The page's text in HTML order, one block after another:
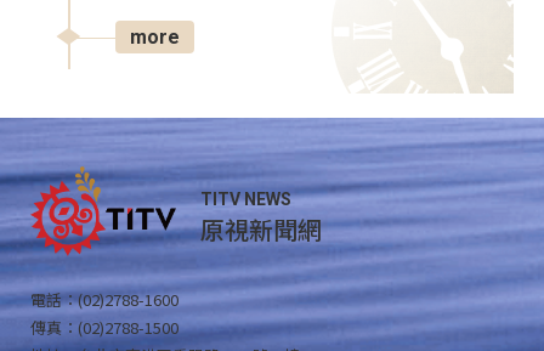
more
TITV NEWS
原視新聞網
電話：(02)2788-1600
傳真：(02)2788-1500